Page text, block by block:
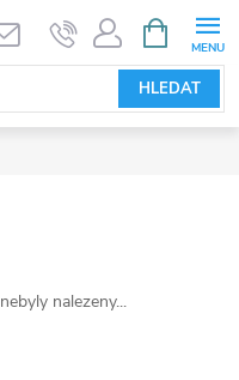
HLEDAT
NÁKUPNÍ
KOŠÍK
nebyly nalezeny...